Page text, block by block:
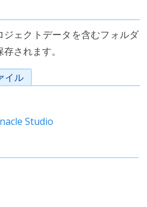
ェクトデータを含むフォルダ
されます。
イル
Studio